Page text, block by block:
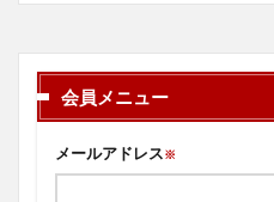
会員メニュー
メールアドレス※